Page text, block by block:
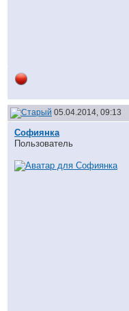
05.04.2014, 09:13
Софиянка
Пользователь